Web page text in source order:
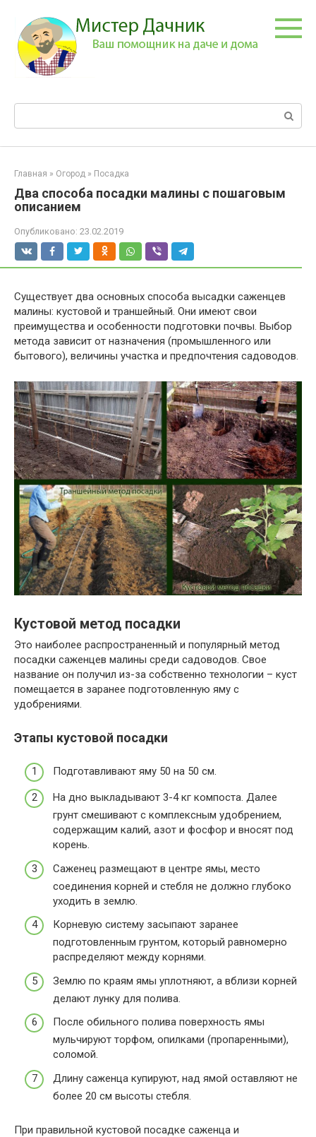
контенту
Главная » Огород » Посадка
Два способа посадки малины с пошаговым
описанием
Опубликовано: 23.02.2019
Существует два основных способа высадки саженцев
малины: кустовой и траншейный. Они имеют свои
преимущества и особенности подготовки почвы. Выбор
метода зависит от назначения (промышленного или
бытового), величины участка и предпочтения садоводов.
Кустовой метод посадки
Это наиболее распространенный и популярный метод
посадки саженцев малины среди садоводов. Свое
название он получил из-за собственно технологии – куст
помещается в заранее подготовленную яму с
удобрениями.
Этапы кустовой посадки
Подготавливают яму 50 на 50 см.
На дно выкладывают 3-4 кг компоста. Далее
грунт смешивают с комплексным удобрением,
содержащим калий, азот и фосфор и вносят под
корень.
Саженец размещают в центре ямы, место
соединения корней и стебля не должно глубоко
уходить в землю.
Корневую систему засыпают заранее
подготовленным грунтом, который равномерно
распределяют между корнями.
Землю по краям ямы уплотняют, а вблизи корней
делают лунку для полива.
После обильного полива поверхность ямы
мульчируют торфом, опилками (пропаренными),
соломой.
Длину саженца купируют, над ямой оставляют не
более 20 см высоты стебля.
При правильной кустовой посадке саженца и